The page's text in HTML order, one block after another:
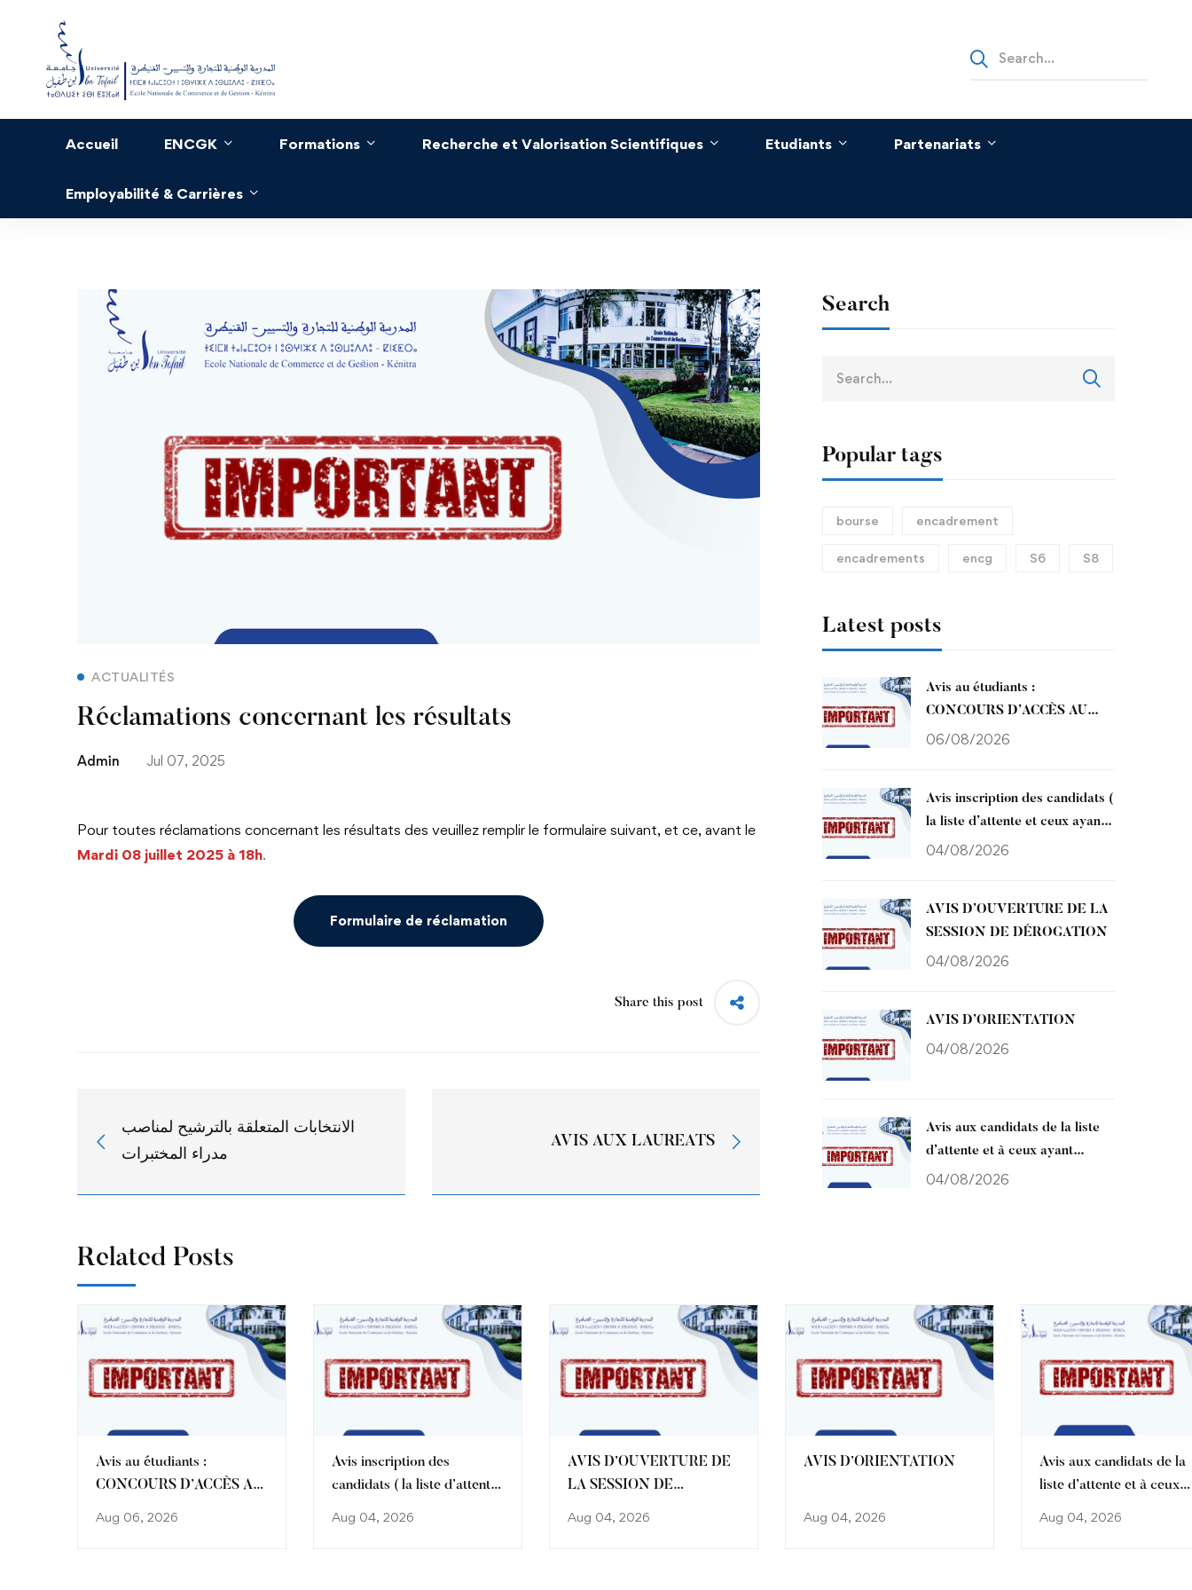
Search
for:
Accueil ENCGK Formations Recherche et Valorisation Scientifiques Etudiants Partenariats
Employabilité & Carrières
Réclamations
concernant
ACTUALITÉS
Réclamations concernant les résultats
Admin Jul 07, 2025
Pour toutes réclamations concernant les résultats des veuillez remplir le formulaire suivant, et ce, avant le
Mardi 08 juillet 2025 à 18h.
Formulaire de réclamation
Share this post
الانتخابات المتعلقة بالترشيح لمناصب
مدراء المختبرات
AVIS AUX LAUREATS
Related Posts
Avis au étudiants :
CONCOURS D’ACCÈS AU
Aug 06, 2026
Avis inscription des
candidats ( la liste d’attente
Aug 04, 2026
AVIS D’OUVERTURE DE
LA SESSION DE
Aug 04, 2026
AVIS D’ORIENTATION
Aug 04, 2026
Avis aux candidats de la
liste d’attente et à ceux
Aug 04, 2026
Search
Popular tags
bourse encadrement
encadrements encg S6 S8
Latest posts
Avis au étudiants :
CONCOURS D’ACCÈS AU
SEMESTRE 3 ET SEMESTRE
06/08/2026
Avis inscription des candidats (
la liste d’attente et ceux ayant
bénéficié d’une amélioration de
04/08/2026
AVIS D’OUVERTURE DE LA
SESSION DE DÉROGATION
04/08/2026
AVIS D’ORIENTATION
04/08/2026
Avis aux candidats de la liste
d’attente et à ceux ayant
bénéficié d’une amélioration de
04/08/2026